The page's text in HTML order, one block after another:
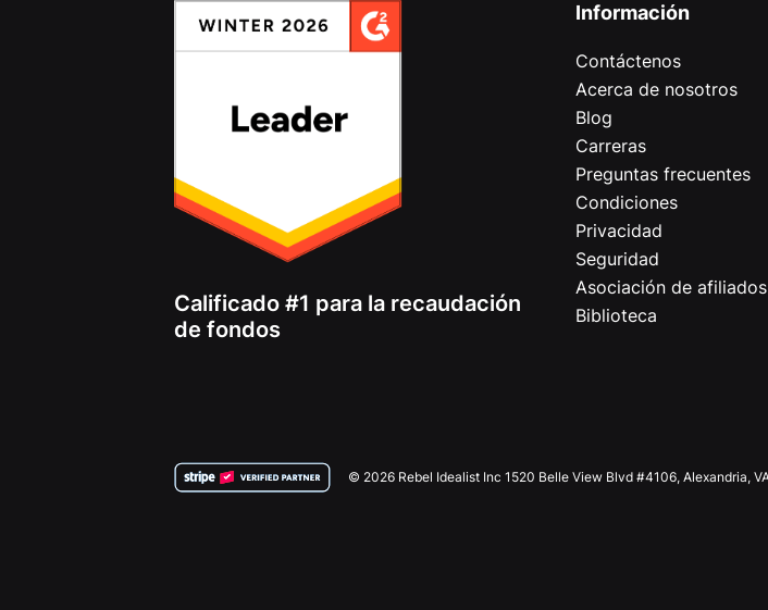
Calificado #1 para la recaudación
de fondos
Información
Contáctenos
Acerca de nosotros
Blog
Carreras
Preguntas frecuentes
Condiciones
Privacidad
Seguridad
Asociación de afiliados
Biblioteca
© 2026 Rebel Idealist Inc 1520 Belle View Blvd #4106, Alexandria,